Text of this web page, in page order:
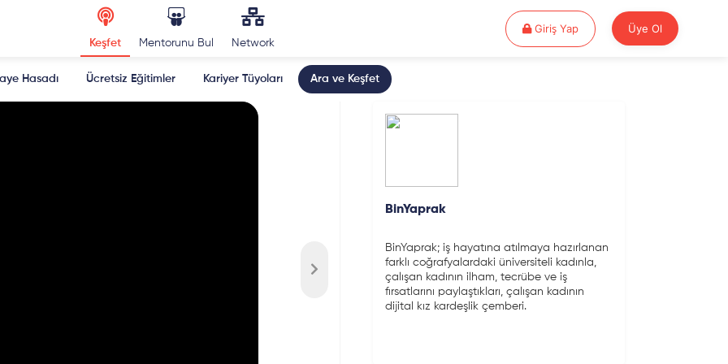
Keşfet Mentorunu Bul Network
Giriş YapGiriş Yap Üye Ol
Hasadı Ücretsiz Eğitimler Kariyer Tüyoları Ara ve Keşfet
BinYaprak
BinYaprak; iş hayatına atılmaya hazırlanan
farklı coğrafyalardaki üniversiteli kadınla,
çalışan kadının ilham, tecrübe ve iş
fırsatlarını paylaştıkları, çalışan kadının
dijital kız kardeşlik çemberi.